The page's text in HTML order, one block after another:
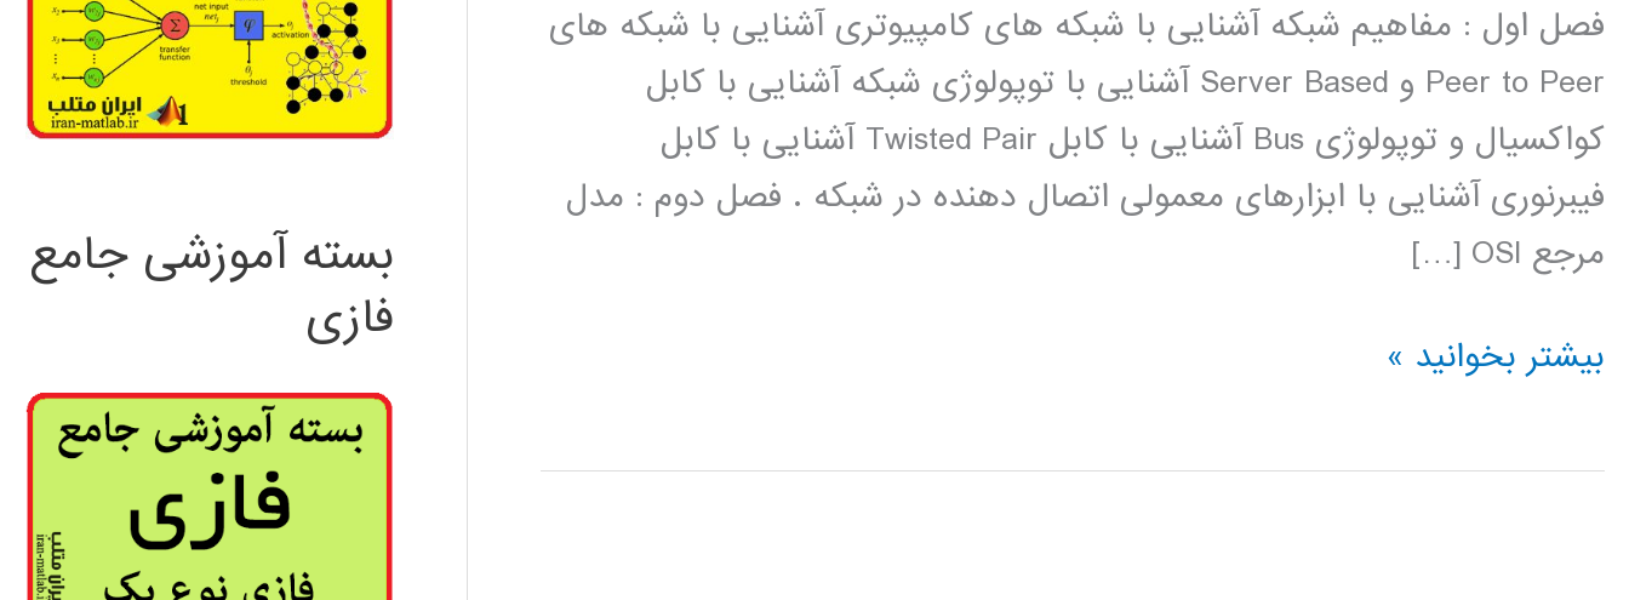
فصل اول : مفاهیم شبکه آشنایی با شبکه های کامپیوتری آشنایی با شبکه های
Peer to Peer و Server Based آشنایی با توپولوژی شبکه آشنایی با کابل
کواکسیال و توپولوژی Bus آشنایی با کابل Twisted Pair آشنایی با کابل
فیبرنوری آشنایی با ابزارهای معمولی اتصال دهنده در شبکه . فصل دوم : مدل
مرجع OSI […]
فیلم
فارسی
بیشتر بخوانید »
بسته آموزشی جامع
فازی